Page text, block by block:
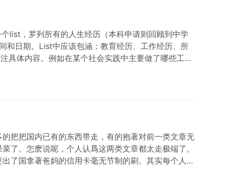
list，罗列所有的人生经历（本科申请则回顾到中学
和日期。List中应该包涵：教育经历、工作经历、所
具体内容。例如在某个社会实践中主要做了哪些工
，以最能够体现你的学习或学术能力为准。（特指
把把国内已有的东西带走，有的抱著对前一类文章无
了。怎麽说呢，个人认爲这两类文章都太走极端了。
了国拿著爸妈的信用卡毫无节制的刷。其实每个人的